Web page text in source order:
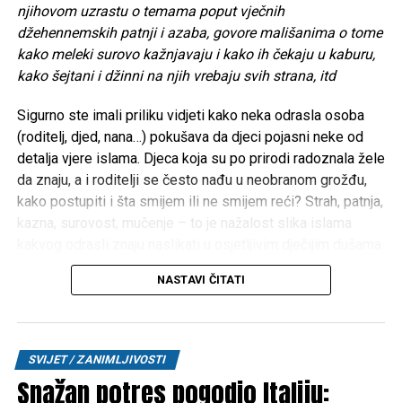
njihovom uzrastu o temama poput vječnih
džehennemskih patnji i azaba, govore mališanima o tome
kako meleki surovo kažnjavaju i kako ih čekaju u kaburu,
kako šejtani i džinni na njih vrebaju svih strana, itd
Sigurno ste imali priliku vidjeti kako neka odrasla osoba
(roditelj, djed, nana…) pokušava da djeci pojasni neke od
detalja vjere islama. Djeca koja su po prirodi radoznala žele
da znaju, a i roditelji se često nađu u neobranom grožđu,
kako postupiti i šta smijem ili ne smijem reći? Strah, patnja,
kazna, surovost, mučenje – to je nažalost slika islama
Iz iskustva poznajem roditelje koji su djecu na takav način
doslovno istraumirali. Možda zvuči čudno, ali pojedini
patnji i azaba, govore mališanima o tome kako meleki
surovo kažnjavaju i kako ih čekaju u kaburu, kako šejtani i
džinni na njih vrebaju svih strana, itd.
NASTAVI ČITATI
SVIJET / ZANIMLJIVOSTI
Snažan potres pogodio Italiju: